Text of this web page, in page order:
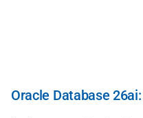
Oracle Database